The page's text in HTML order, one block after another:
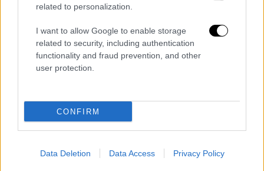
related to personalization.
I want to allow Google to enable storage
related to security, including authentication
functionality and fraud prevention, and other
user protection.
CONFIRM
Data Deletion Data Access Privacy Policy